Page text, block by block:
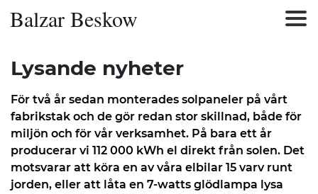
Balzar Beskow
Lysande nyheter
För två år sedan monterades solpaneler på vårt
fabrikstak och de gör redan stor skillnad, både för
miljön och för vår verksamhet. På bara ett år
producerar vi 112 000 kWh el direkt från solen. Det
motsvarar att köra en av våra elbilar 15 varv runt
jorden, eller att låta en 7-watts glödlampa lysa